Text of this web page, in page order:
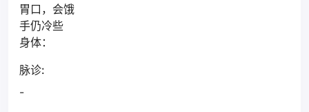
胃口，会饿
手仍冷些
身体：
脉诊:
-